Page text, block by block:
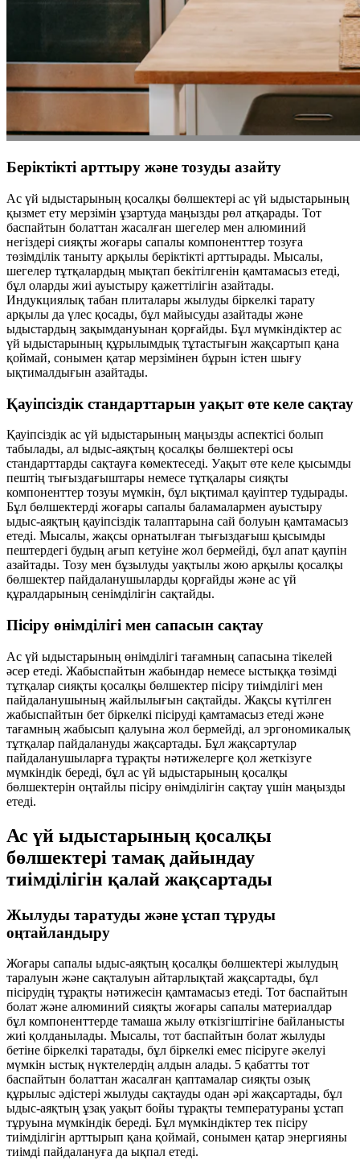
Беріктікті арттыру және тозуды азайту
Ас үй ыдыстарының қосалқы бөлшектері ас үй ыдыстарының
қызмет ету мерзімін ұзартуда маңызды рөл атқарады. Тот
баспайтын болаттан жасалған шегелер мен алюминий
негіздері сияқты жоғары сапалы компоненттер тозуға
төзімділік таныту арқылы беріктікті арттырады. Мысалы,
шегелер тұтқалардың мықтап бекітілгенін қамтамасыз етеді,
бұл оларды жиі ауыстыру қажеттілігін азайтады.
Индукциялық табан плиталары жылуды біркелкі тарату
арқылы да үлес қосады, бұл майысуды азайтады және
ыдыстардың зақымдануынан қорғайды. Бұл мүмкіндіктер ас
үй ыдыстарының құрылымдық тұтастығын жақсартып қана
қоймай, сонымен қатар мерзімінен бұрын істен шығу
ықтималдығын азайтады.
Қауіпсіздік стандарттарын уақыт өте келе сақтау
Қауіпсіздік ас үй ыдыстарының маңызды аспектісі болып
табылады, ал ыдыс-аяқтың қосалқы бөлшектері осы
стандарттарды сақтауға көмектеседі. Уақыт өте келе қысымды
пештің тығыздағыштары немесе тұтқалары сияқты
компоненттер тозуы мүмкін, бұл ықтимал қауіптер тудырады.
Бұл бөлшектерді жоғары сапалы баламалармен ауыстыру
ыдыс-аяқтың қауіпсіздік талаптарына сай болуын қамтамасыз
етеді. Мысалы, жақсы орнатылған тығыздағыш қысымды
пештердегі будың ағып кетуіне жол бермейді, бұл апат қаупін
азайтады. Тозу мен бұзылуды уақтылы жою арқылы қосалқы
бөлшектер пайдаланушыларды қорғайды және ас үй
құралдарының сенімділігін сақтайды.
Пісіру өнімділігі мен сапасын сақтау
Ас үй ыдыстарының өнімділігі тағамның сапасына тікелей
әсер етеді. Жабыспайтын жабындар немесе ыстыққа төзімді
тұтқалар сияқты қосалқы бөлшектер пісіру тиімділігі мен
пайдаланушының жайлылығын сақтайды. Жақсы күтілген
жабыспайтын бет біркелкі пісіруді қамтамасыз етеді және
тағамның жабысып қалуына жол бермейді, ал эргономикалық
тұтқалар пайдалануды жақсартады. Бұл жақсартулар
пайдаланушыларға тұрақты нәтижелерге қол жеткізуге
мүмкіндік береді, бұл ас үй ыдыстарының қосалқы
бөлшектерін оңтайлы пісіру өнімділігін сақтау үшін маңызды
етеді.
Ас үй ыдыстарының қосалқы
бөлшектері тамақ дайындау
тиімділігін қалай жақсартады
Жылуды таратуды және ұстап тұруды
оңтайландыру
Жоғары сапалы ыдыс-аяқтың қосалқы бөлшектері жылудың
таралуын және сақталуын айтарлықтай жақсартады, бұл
пісірудің тұрақты нәтижесін қамтамасыз етеді. Тот баспайтын
болат және алюминий сияқты жоғары сапалы материалдар
бұл компоненттерде тамаша жылу өткізгіштігіне байланысты
жиі қолданылады. Мысалы, тот баспайтын болат жылуды
бетіне біркелкі таратады, бұл біркелкі емес пісіруге әкелуі
мүмкін ыстық нүктелердің алдын алады. 5 қабатты тот
баспайтын болаттан жасалған қаптамалар сияқты озық
құрылыс әдістері жылуды сақтауды одан әрі жақсартады, бұл
ыдыс-аяқтың ұзақ уақыт бойы тұрақты температураны ұстап
тұруына мүмкіндік береді. Бұл мүмкіндіктер тек пісіру
тиімділігін арттырып қана қоймай, сонымен қатар энергияны
тиімді пайдалануға да ықпал етеді.